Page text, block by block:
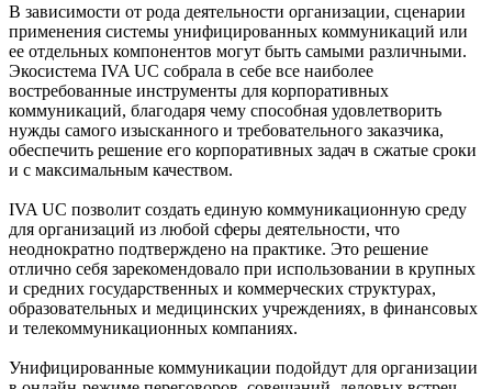
В зависимости от рода деятельности организации, сценарии
применения системы унифицированных коммуникаций или
ее отдельных компонентов могут быть самыми различными.
Экосистема IVA UC собрала в себе все наиболее
востребованные инструменты для корпоративных
коммуникаций, благодаря чему способная удовлетворить
нужды самого изысканного и требовательного заказчика,
обеспечить решение его корпоративных задач в сжатые сроки
и с максимальным качеством.
IVA UC позволит создать единую коммуникационную среду
для организаций из любой сферы деятельности, что
неоднократно подтверждено на практике. Это решение
отлично себя зарекомендовало при использовании в крупных
и средних государственных и коммерческих структурах,
образовательных и медицинских учреждениях, в финансовых
и телекоммуникационных компаниях.
Унифицированные коммуникации подойдут для организации